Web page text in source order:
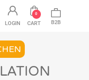
LOGIN CART
0
B2B